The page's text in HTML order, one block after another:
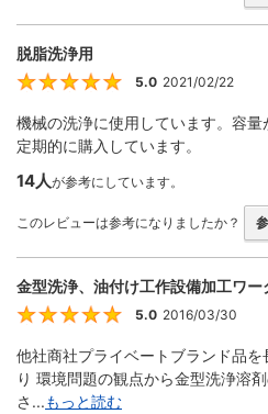
脱脂洗浄用
5
5.0 2021/02/22
機械の洗浄に使用しています。容量
定期的に購入しています。
14人が参考にしています。
このレビューは参考になりましたか？
金型洗浄、油付け工作設備加工ワー
5
5.0 2016/03/30
他社商社プライベートブランド品
り 環境問題の観点から金型洗浄溶
さ...もっと読む